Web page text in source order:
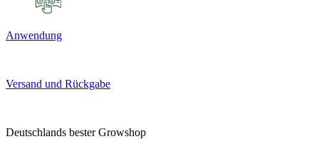
Anwendung
Versand und Rückgabe
Deutschlands bester Growshop